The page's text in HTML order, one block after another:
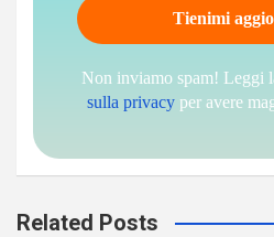
Non inviamo spam! Leggi
sulla privacy per avere
Related Posts